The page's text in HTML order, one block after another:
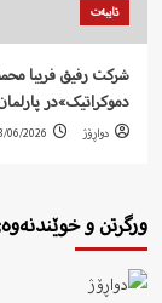
تایبەت
شرکت رفيق فریبا
دموکراتیک»در
دواڕۆژ 06/2026
ورگرتن و